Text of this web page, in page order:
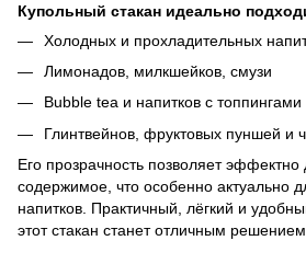
Купольный стакан идеально
Холодных и прохладительных
Лимонадов, милкшейков, смузи
Bubble tea и напитков с топпингами
Глинтвейнов, фруктовых пуншей и
Его прозрачность позволяет эффектно
содержимое, что особенно актуально
напитков. Практичный, лёгкий и
этот стакан станет отличным